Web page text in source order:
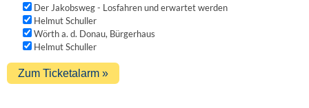
Der Jakobsweg - Losfahren und erwartet werden
Helmut Schuller
Wörth a. d. Donau, Bürgerhaus
Helmut Schuller